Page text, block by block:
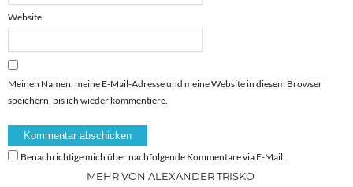
Website
Meinen Namen, meine E-Mail-Adresse und meine Website in diesem Browser
speichern, bis ich wieder kommentiere.
Benachrichtige mich über nachfolgende Kommentare via E-Mail.
MEHR VON ALEXANDER TRISKO